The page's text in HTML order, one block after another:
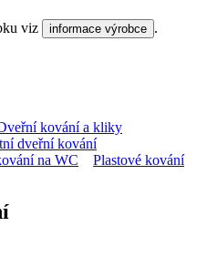
viz informace výrobce .
kování a kliky
dveřní kování
na WC
Plastové kování